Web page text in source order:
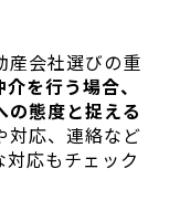
産会社選びの重
介を行う場合、
の態度と捉える
対応、連絡など
応もチェック